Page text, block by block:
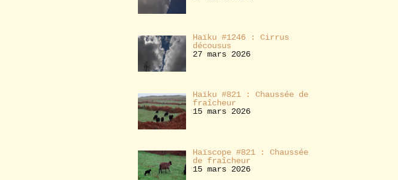
Haïku #1246 : Cirrus
décousus
27 mars 2026
Haïku #821 : Chaussée de
fraîcheur
15 mars 2026
Haïscope #821 : Chaussée
de fraîcheur
15 mars 2026